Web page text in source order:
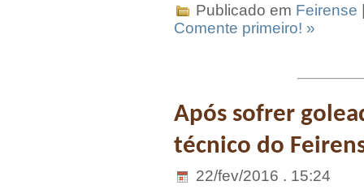
Publicado em Feirense
Comente primeiro! »
Após sofrer
técnico do
22/fev/2016 . 15:24